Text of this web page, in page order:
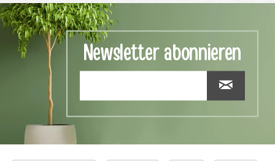
Newsletter abonnieren